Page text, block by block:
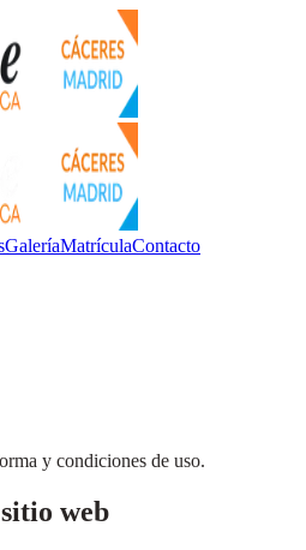
GaleríaMatrículaContacto
y condiciones de uso.
web